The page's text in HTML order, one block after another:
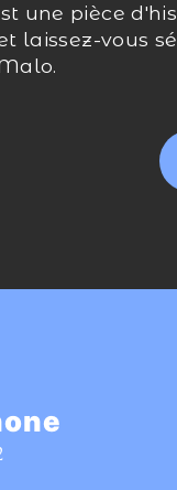
une pièce
laissez-vous